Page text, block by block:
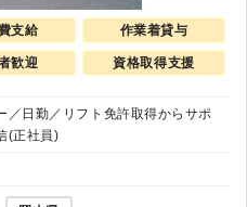
支給 作業着貸与
歓迎 資格取得支援
日勤／リフト免許取得からサポ
(正社員)